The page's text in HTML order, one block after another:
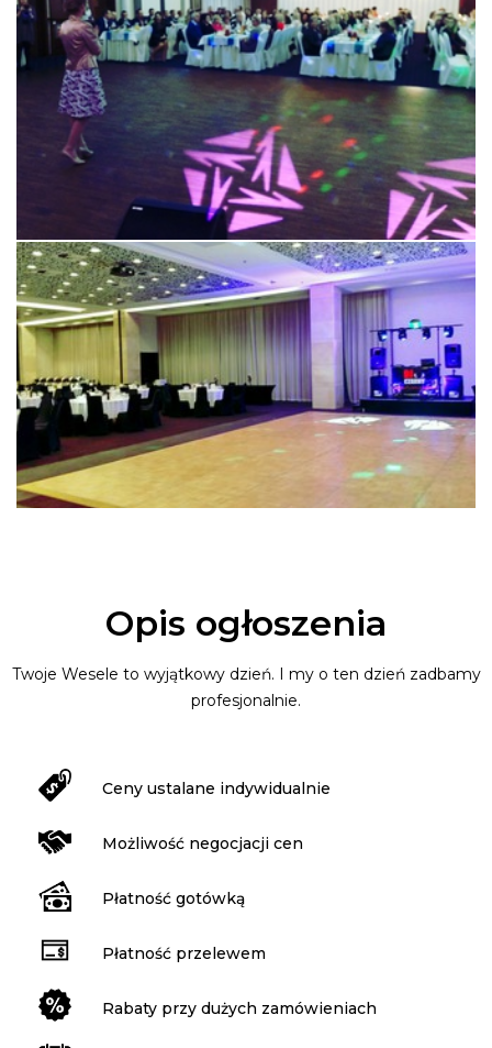
Opis ogłoszenia
Twoje Wesele to wyjątkowy dzień. I my o ten dzień zadbamy
profesjonalnie.
Ceny ustalane indywidualnie
Możliwość negocjacji cen
Płatność gotówką
Płatność przelewem
Rabaty przy dużych zamówieniach